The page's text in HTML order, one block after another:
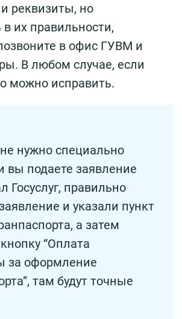
реквизиты, но
их правильности,
в офис ГУВМ и
В любом случае, если
можно исправить.
нужно специально
вы подаете заявление
Госуслуг, правильно
и указали пункт
а затем
“Оплата
за оформление
там будут точные